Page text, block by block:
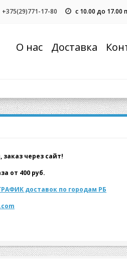
+375(29)771-17-80 с 10.00 до 17.00
О нас Доставка
через сайт!
от 400 руб.
доставок по городам РБ